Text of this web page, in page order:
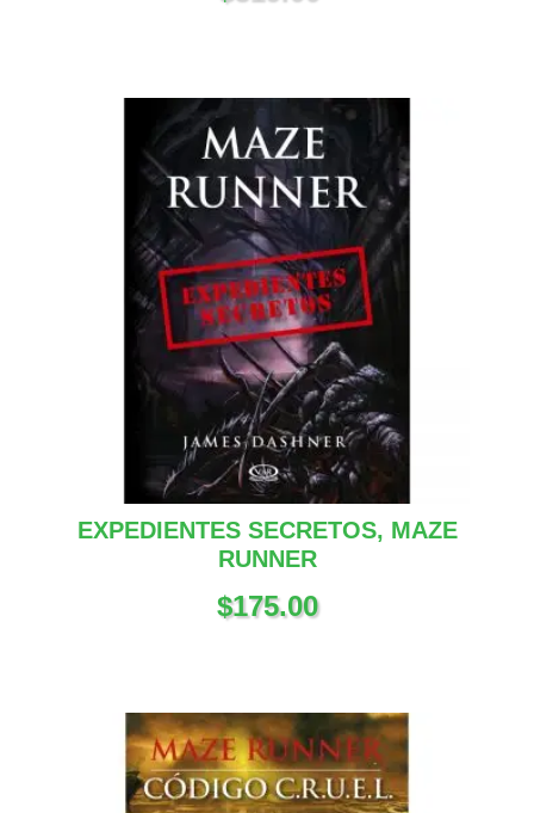
EXPEDIENTES SECRETOS, MAZE
RUNNER
$175.00